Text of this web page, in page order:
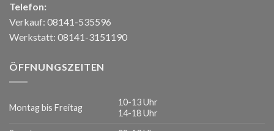
Telefon:
Verkauf: 08141-535596
Werkstatt: 08141-3151190
ÖFFNUNGSZEITEN
Montag bis Freitag
10-13 Uhr
14-18 Uhr